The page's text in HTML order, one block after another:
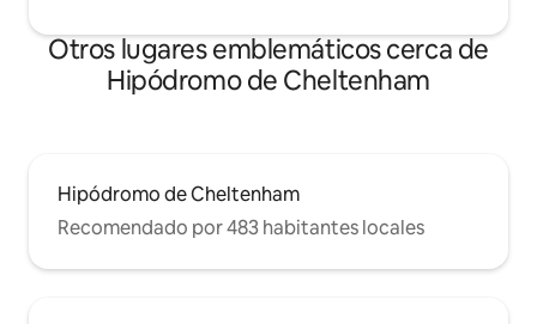
Otros lugares emblemáticos cerca de
Hipódromo de Cheltenham
Hipódromo de Cheltenham
Recomendado por 483 habitantes locales